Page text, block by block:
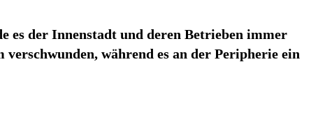
es der Innenstadt und deren Betrieben immer
während es an der Peripherie ein